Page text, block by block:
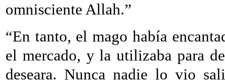
omnisciente Allah.”
“En tanto, el mago había
el mercado, y la utilizaba para
deseara. Nunca nadie lo vio